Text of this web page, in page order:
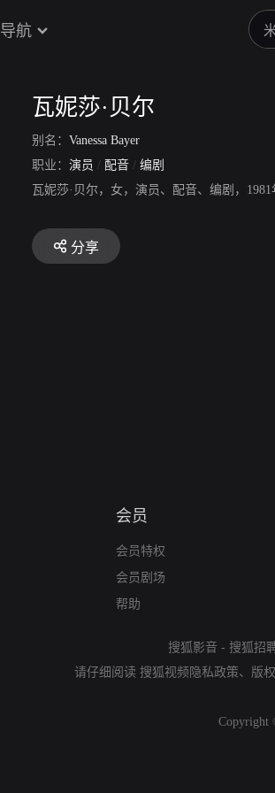
导航
瓦妮莎·贝尔
别名： Vanessa Bayer
职业： 演员 / 配音 / 编剧
瓦妮莎·贝尔，女，演员、配音、编剧，
分享
会员
会员特权
会员剧场
帮助
搜狐影音 - 搜狐招
请仔细阅读 搜狐视频隐私政策、 版
Copyright